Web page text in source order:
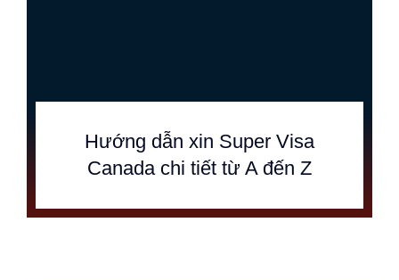
Hướng dẫn xin Super Visa
Canada chi tiết từ A đến Z